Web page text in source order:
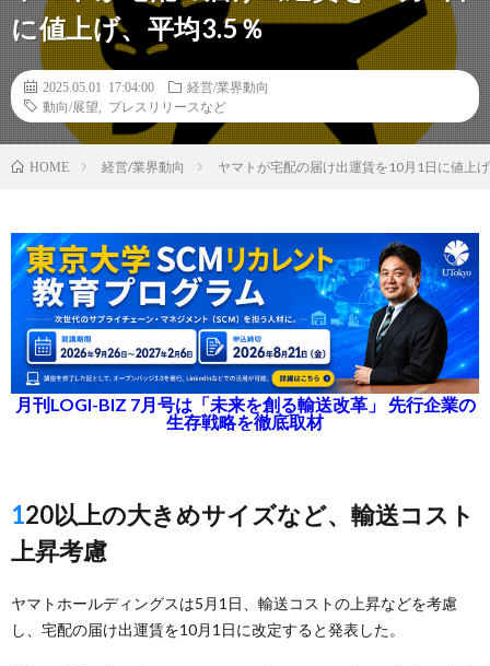
に値上げ、平均3.5％
2025.05.01 17:04:00
経営/業界動向
動向/展望
プレスリリースなど
HOME 経営/業界動向 ヤマトが宅配の届け出運賃を10月1日に値上
月刊LOGI-BIZ 7月号は「未来を創る輸送改革」 先行企業の
生存戦略を徹底取材
120以上の大きめサイズなど、輸送コスト
上昇考慮
ヤマトホールディングスは5月1日、輸送コストの上昇などを考慮
し、宅配の届け出運賃を10月1日に改定すると発表した。